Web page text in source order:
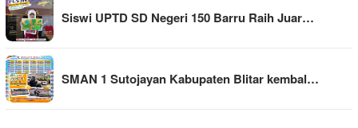
Siswi UPTD SD Negeri 150 Barru Raih Juar…
SMAN 1 Sutojayan Kabupaten Blitar kembal…